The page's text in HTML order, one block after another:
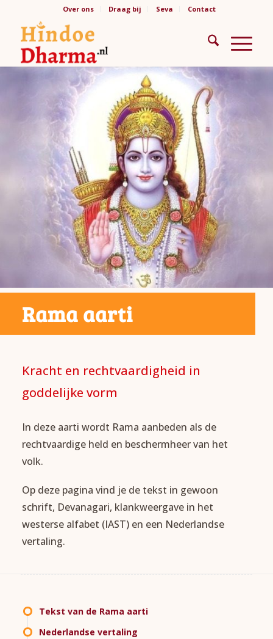
Over ons Draag bij Seva Contact
Rama aarti
Kracht en rechtvaardigheid in
goddelijke vorm
In deze aarti wordt Rama aanbeden als de
rechtvaardige held en beschermheer van het
volk.
Op deze pagina vind je de tekst in gewoon
schrift, Devanagari, klankweergave in het
westerse alfabet (IAST) en een Nederlandse
vertaling.
Tekst van de Rama aarti
Nederlandse vertaling